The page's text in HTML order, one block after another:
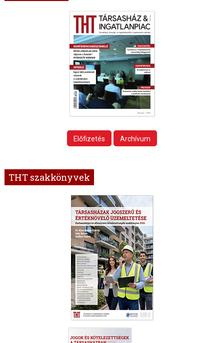
Előfizetés Archívum
THT szakkönyvek